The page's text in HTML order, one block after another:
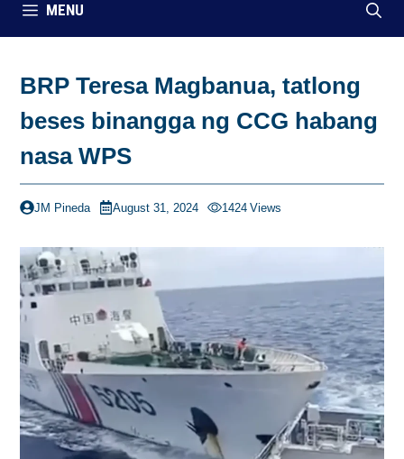
MENU
BRP Teresa Magbanua, tatlong
beses binangga ng CCG habang
nasa WPS
JM Pineda August 31, 2024 1424 Views